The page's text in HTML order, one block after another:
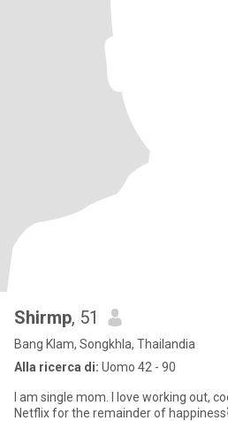
Shirmp, 51
Bang Klam, Songkhla, Thailandia
Alla ricerca di: Uomo 42 - 90
I am single mom. I love working out,
Netflix for the remainder of